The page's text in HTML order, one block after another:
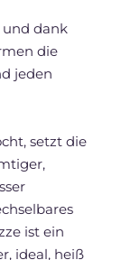
dank
die
jeden
setzt die
ist ein
ideal, heiß